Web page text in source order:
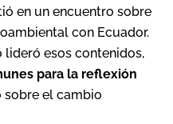
en un encuentro sobre
con Ecuador.
lideró esos contenidos,
para la reflexión
sobre el cambio